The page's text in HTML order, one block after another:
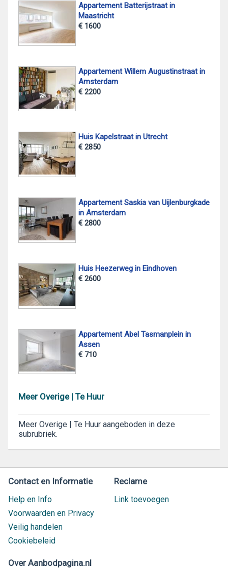
Appartement Batterijstraat in
Maastricht
€ 1600
Appartement Willem Augustinstraat in
Amsterdam
€ 2200
Huis Kapelstraat in Utrecht
€ 2850
Appartement Saskia van Uijlenburgkade
in Amsterdam
€ 2800
Huis Heezerweg in Eindhoven
€ 2600
Appartement Abel Tasmanplein in
Assen
€ 710
Meer Overige | Te Huur
Meer Overige | Te Huur aangeboden in deze
subrubriek.
Contact en Informatie
Help en Info
Voorwaarden en Privacy
Veilig handelen
Cookiebeleid
Reclame
Link toevoegen
Over Aanbodpagina.nl